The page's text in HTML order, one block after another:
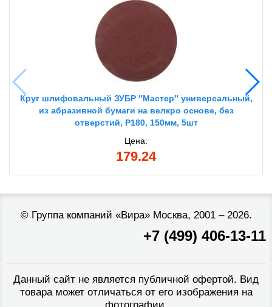
Круг шлифовальный ЗУБР ″Мастер″ универсальный,
из абразивной бумаги на велкро основе, без
отверстий, Р180, 150мм, 5шт
Цена:
179.24
© Группа компаний «Вира»Москва, 2001 – 2026.
+7 (499) 406-13-11
Данный сайт не является публичной офертой. Вид
товара может отличаться от его изображения на